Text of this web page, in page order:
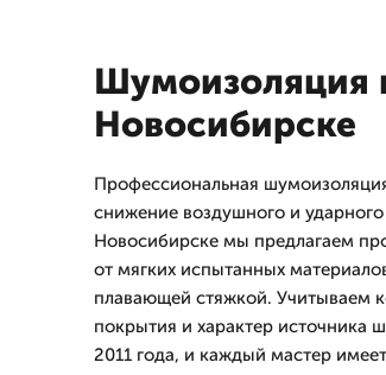
Шумоизоляция
Новосибирске
Профессиональная
снижение воздушного и
Новосибирске мы предлагаем
от мягких испытанных
плавающей стяжкой. Учитываем
покрытия и характер источника
2011 года, и каждый мастер